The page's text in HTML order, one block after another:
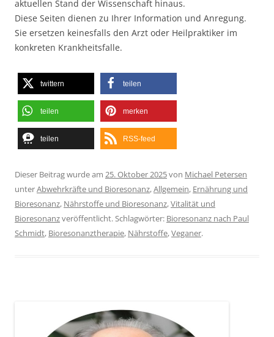
aktuellen Stand der Wissenschaft hinaus.
Diese Seiten dienen zu Ihrer Information und Anregung.
Sie ersetzen keinesfalls den Arzt oder Heilpraktiker im
konkreten Krankheitsfalle.
twittern teilen
teilen merken
teilen RSS-feed
Dieser Beitrag wurde am 25. Oktober 2025von Michael Petersen
unterAbwehrkräfte und Bioresonanz,Allgemein, Ernährung und
Bioresonanz, Nährstoffe und Bioresonanz,Vitalität und
Bioresonanzveröffentlicht. Schlagwörter: Bioresonanz nach Paul
Schmidt, Bioresonanztherapie, Nährstoffe,Veganer.